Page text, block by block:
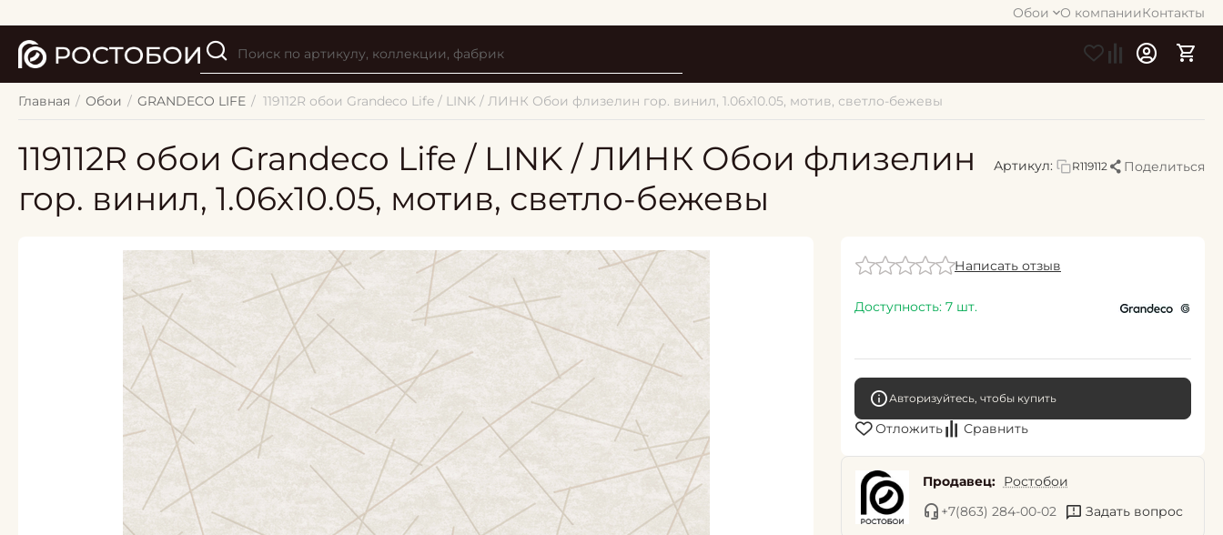
Обои О компанииКонтакты
Главная / Обои / GRANDECO LIFE / 119112R обои Grandeco Life / LINK / ЛИНК Обои флизелин гор. винил, 1.06х10.05, мотив, светло-бежевы
119112R обои Grandeco Life / LINK / ЛИНК Обои флизелин
гор. винил, 1.06х10.05, мотив, светло-бежевы
Артикул: R119112 Поделиться
Написать отзыв
Доступность: 7 шт.
Авторизуйтесь, чтобы купить
Отложить Сравнить
Продавец: Ростобои
+7(863) 284-00-02
Задать вопрос